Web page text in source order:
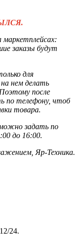
заказы будут
для
нем делать
после
по телефону, чтоб
товара.
задать по
до 16:00.
Яр-Техника.
24.